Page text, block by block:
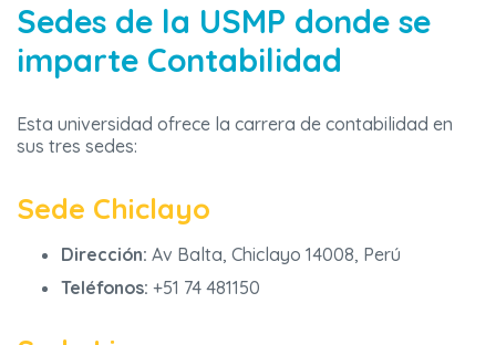
Sedes de la USMP donde se
imparte Contabilidad
Esta universidad ofrece la carrera de contabilidad en
sus tres sedes:
Sede Chiclayo
Dirección: Av Balta, Chiclayo 14008, Perú
Teléfonos: +51 74 481150